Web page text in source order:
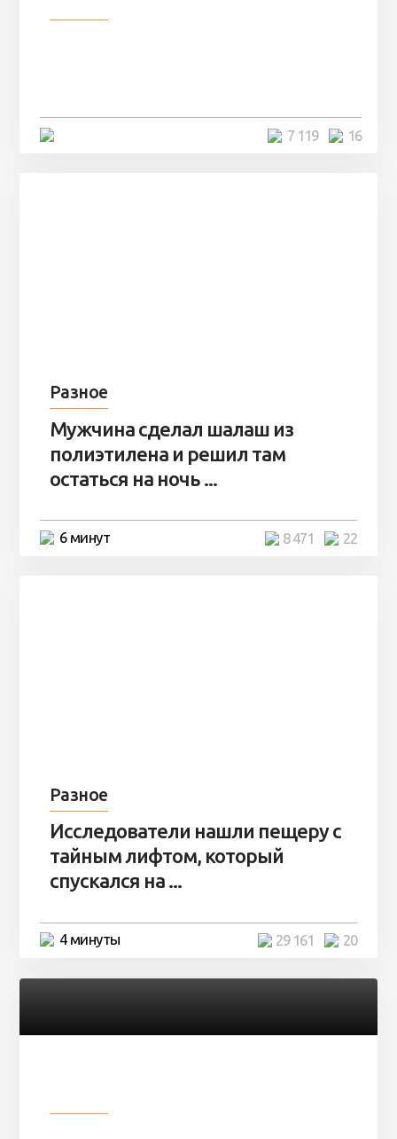
16
7 119
Разное
Мужчина сделал шалаш из
полиэтилена и решил там
остаться на ночь ...
6 минут 22
8 471
Разное
Исследователи нашли пещеру с
тайным лифтом, который
спускался на ...
4 минуты 20
29 161